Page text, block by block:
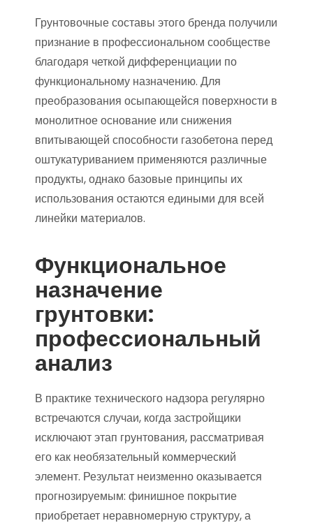
Грунтовочные составы этого бренда получили
признание в профессиональном сообществе
благодаря четкой дифференциации по
функциональному назначению. Для
преобразования осыпающейся поверхности в
монолитное основание или снижения
впитывающей способности газобетона перед
оштукатуриванием применяются различные
продукты, однако базовые принципы их
использования остаются едиными для всей
линейки материалов.
Функциональное
назначение
грунтовки:
профессиональный
анализ
В практике технического надзора регулярно
встречаются случаи, когда застройщики
исключают этап грунтования, рассматривая
его как необязательный коммерческий
элемент. Результат неизменно оказывается
прогнозируемым: финишное покрытие
приобретает неравномерную структуру, а